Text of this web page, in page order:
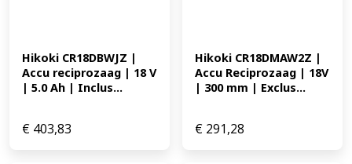
Hikoki CR18DBWJZ |
Accu reciprozaag | 18 V
| 5.0 Ah | Inclus...
€ 403,83
Hikoki CR18DMAW2Z |
Accu Reciprozaag | 18V
| 300 mm | Exclus...
€ 291,28